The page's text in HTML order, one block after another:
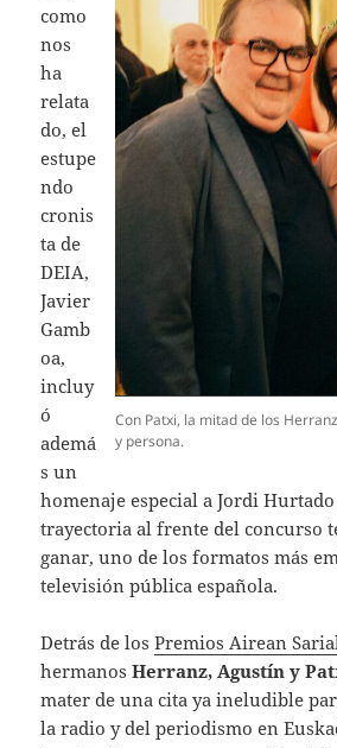
Con Patxi, la mitad de los
y persona.
como
nos
ha
relata
do, el
estupe
ndo
cronis
ta de
DEIA,
Javier
Gamb
oa,
incluy
ó
ademá
s un
homenaje especial a Jordi
trayectoria al frente del concurso
ganar, uno de los formatos más
televisión pública española.
Detrás de losPremios Airean
hermanosHerranz, Agustín y
mater de una cita ya ineludible
la radio y del periodismo en